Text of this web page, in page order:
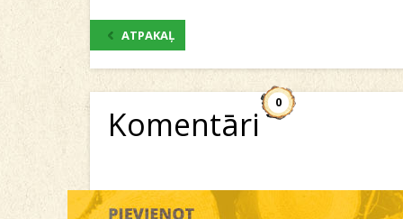
ATPAKAĻ
Komentāri
0